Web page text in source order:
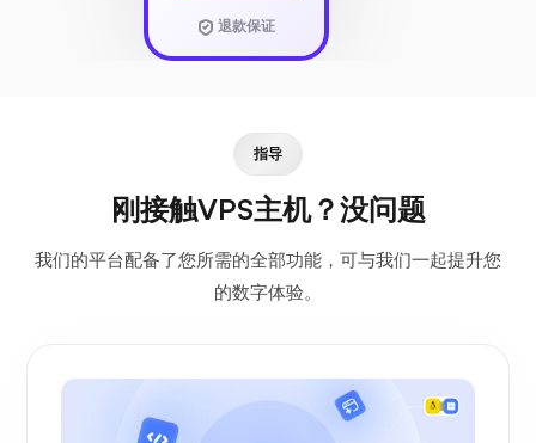
退款保证
指导
刚接触VPS主机？没问题
我们的平台配备了您所需的全部功能，可与我们一起提升您
的数字体验。